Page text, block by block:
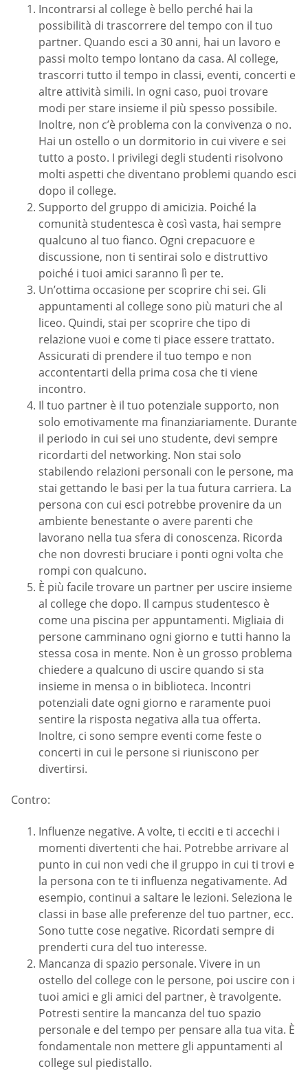
Incontrarsi al college è bello perché hai la
possibilità di trascorrere del tempo con il tuo
partner. Quando esci a 30 anni, hai un lavoro e
passi molto tempo lontano da casa. Al college,
trascorri tutto il tempo in classi, eventi, concerti e
altre attività simili. In ogni caso, puoi trovare
modi per stare insieme il più spesso possibile.
Inoltre, non c’è problema con la convivenza o no.
Hai un ostello o un dormitorio in cui vivere e sei
tutto a posto. I privilegi degli studenti risolvono
molti aspetti che diventano problemi quando esci
dopo il college.
Supporto del gruppo di amicizia. Poiché la
comunità studentesca è così vasta, hai sempre
qualcuno al tuo fianco. Ogni crepacuore e
discussione, non ti sentirai solo e distruttivo
poiché i tuoi amici saranno lì per te.
Un’ottima occasione per scoprire chi sei. Gli
appuntamenti al college sono più maturi che al
liceo. Quindi, stai per scoprire che tipo di
relazione vuoi e come ti piace essere trattato.
Assicurati di prendere il tuo tempo e non
accontentarti della prima cosa che ti viene
incontro.
Il tuo partner è il tuo potenziale supporto, non
solo emotivamente ma finanziariamente. Durante
il periodo in cui sei uno studente, devi sempre
ricordarti del networking. Non stai solo
stabilendo relazioni personali con le persone, ma
stai gettando le basi per la tua futura carriera. La
persona con cui esci potrebbe provenire da un
ambiente benestante o avere parenti che
lavorano nella tua sfera di conoscenza. Ricorda
che non dovresti bruciare i ponti ogni volta che
rompi con qualcuno.
È più facile trovare un partner per uscire insieme
al college che dopo. Il campus studentesco è
come una piscina per appuntamenti. Migliaia di
persone camminano ogni giorno e tutti hanno la
stessa cosa in mente. Non è un grosso problema
chiedere a qualcuno di uscire quando si sta
insieme in mensa o in biblioteca. Incontri
potenziali date ogni giorno e raramente puoi
sentire la risposta negativa alla tua offerta.
Inoltre, ci sono sempre eventi come feste o
concerti in cui le persone si riuniscono per
divertirsi.
Contro:
Influenze negative. A volte, ti ecciti e ti accechi i
momenti divertenti che hai. Potrebbe arrivare al
punto in cui non vedi che il gruppo in cui ti trovi e
la persona con te ti influenza negativamente. Ad
esempio, continui a saltare le lezioni. Seleziona le
classi in base alle preferenze del tuo partner, ecc.
Sono tutte cose negative. Ricordati sempre di
prenderti cura del tuo interesse.
Mancanza di spazio personale. Vivere in un
ostello del college con le persone, poi uscire con i
tuoi amici e gli amici del partner, è travolgente.
Potresti sentire la mancanza del tuo spazio
personale e del tempo per pensare alla tua vita. È
fondamentale non mettere gli appuntamenti al
college sul piedistallo.